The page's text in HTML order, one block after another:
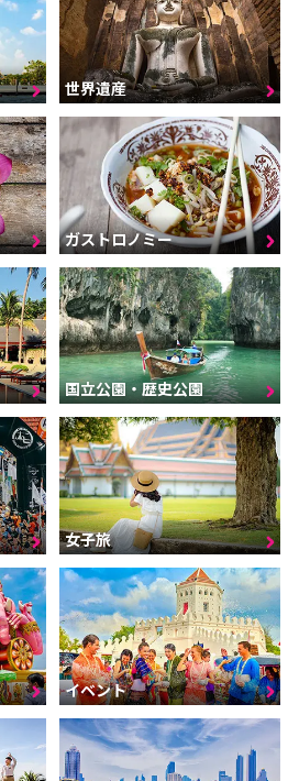
世界遺産
ガストロノミー
国立公園・歴史公園
女子旅
イベント